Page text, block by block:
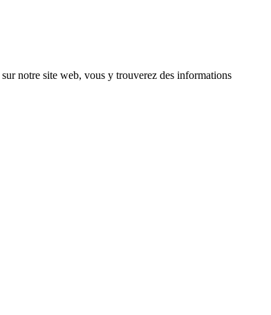
sur notre site web, vous y trouverez des informations